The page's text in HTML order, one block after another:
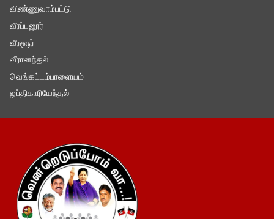
விண்ணுவாம்பட்டு
வீரப்பனூர்
வீரளூர்
வீரானந்தல்
வெங்கட்டம்பாளையம்
ஜப்திகாரியேந்தல்